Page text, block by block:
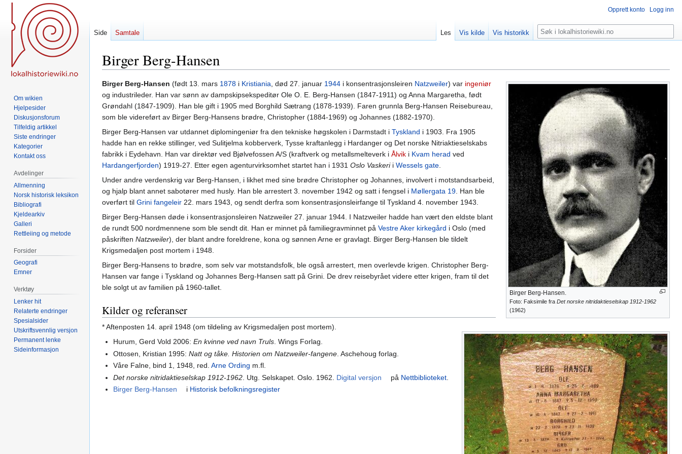
Birger Berg-Hansen
Hopp
til
navigering
Hopp
til
søk
Birger Berg-Hansen.
Foto: Faksimile fra Det norske nitridaktieselskap 1912-1962
(1962)
Birger Berg-Hansen (født 13. mars 1878 i Kristiania, død 27. januar 1944 i konsentrasjonsleiren Natzweiler) var ingeniør
og industrileder. Han var sønn av dampskipsekspeditør Ole O. E. Berg-Hansen (1847-1911) og Anna Margaretha, født
Grøndahl (1847-1909). Han ble gift i 1905 med Borghild Sætrang (1878-1939). Faren grunnla Berg-Hansen Reisebureau,
som ble videreført av Birger Berg-Hansens brødre, Christopher (1884-1969) og Johannes (1882-1970).
Birger Berg-Hansen var utdannet diplomingeniør fra den tekniske høgskolen i Darmstadt i Tyskland i 1903. Fra 1905
hadde han en rekke stillinger, ved Sulitjelma kobberverk, Tysse kraftanlegg i Hardanger og Det norske Nitriaktieselskabs
fabrikk i Eydehavn. Han var direktør ved Bjølvefossen A/S (kraftverk og metallsmelteverk i Ålvik i Kvam herad ved
Hardangerfjorden) 1919-27. Etter egen agenturvirksomhet startet han i 1931 Oslo Vaskerii Wessels gate.
Under andre verdenskrig var Berg-Hansen, i likhet med sine brødre Christopher og Johannes, involvert i motstandsarbeid,
og hjalp blant annet sabotører med husly. Han ble arrestert 3. november 1942 og satt i fengsel i Møllergata 19. Han ble
overført til Grini fangeleir 22. mars 1943, og sendt derfra som konsentrasjonsleirfange til Tyskland 4. november 1943.
Birger Berg-Hansen døde i konsentrasjonsleiren Natzweiler 27. januar 1944. I Natzweiler hadde han vært den eldste blant
de rundt 500 nordmennene som ble sendt dit. Han er minnet på familiegravminnet på Vestre Aker kirkegård i Oslo (med
påskriften Natzweiler), der blant andre foreldrene, kona og sønnen Arne er gravlagt. Birger Berg-Hansen ble tildelt
Krigsmedaljen post mortem i 1948.
Birger Berg-Hansens to brødre, som selv var motstandsfolk, ble også arrestert, men overlevde krigen. Christopher Berg-
Hansen var fange i Tyskland og Johannes Berg-Hansen satt på Grini. De drev reisebyrået videre etter krigen, fram til det
ble solgt ut av familien på 1960-tallet.
Kilder og referanser
* Aftenposten 14. april 1948 (om tildeling av Krigsmedaljen post mortem).
Hurum, Gerd Vold 2006:En kvinne ved navn Truls. Wings Forlag.
Ottosen, Kristian 1995:Natt og tåke. Historien om Natzweiler-fangene . Aschehoug forlag.
Våre Falne, bind 1, 1948, red.Arne Ording m.fl.
Det norske nitridaktieselskap 1912-1962 . Utg. Selskapet. Oslo. 1962. Digital versjon på Nettbiblioteket
Birger Berg-Hansen
i Historisk befolkningsregister
Opprett konto Logg inn
Side Samtale Les Vis kilde Vis historikk Søk
Om wikien
Hjelpesider
Diskusjonsforum
Tilfeldig artikkel
Siste endringer
Kategorier
Kontakt oss
Avdelinger
Allmenning
Norsk historisk leksikon
Bibliografi
Kjeldearkiv
Galleri
Rettleiing og metode
Forsider
Geografi
Emner
Verktøy
Lenker hit
Relaterte endringer
Spesialsider
Utskriftsvennlig versjon
Permanent lenke
Sideinformasjon